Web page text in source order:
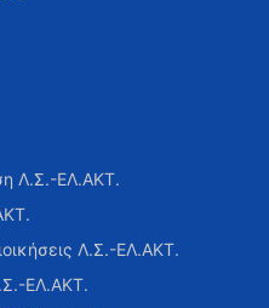
Λ.Σ.-ΕΛ.ΑΚΤ.
Λ.Σ.-ΕΛ.ΑΚΤ.
ΕΛ.ΑΚΤ.